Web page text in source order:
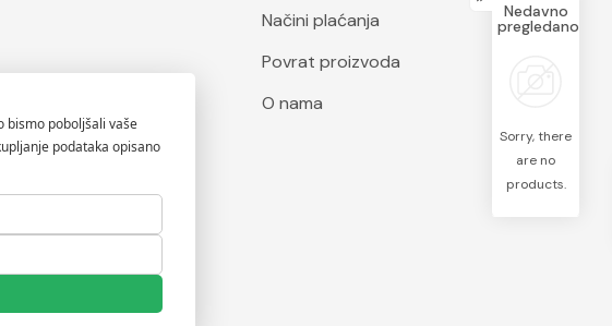
Načini plaćanja
Povrat proizvoda
O nama
Nedavno
pregledano
Sorry, there
are no
products.